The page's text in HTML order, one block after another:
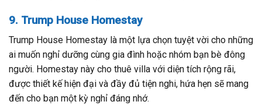
9. Trump House Homestay
Trump House Homestay là một lựa chọn tuyệt vời cho những
ai muốn nghỉ dưỡng cùng gia đình hoặc nhóm bạn bè đông
người. Homestay này cho thuê villa với diện tích rộng rãi,
được thiết kế hiện đại và đầy đủ tiện nghi, hứa hẹn sẽ mang
đến cho bạn một kỳ nghỉ đáng nhớ.